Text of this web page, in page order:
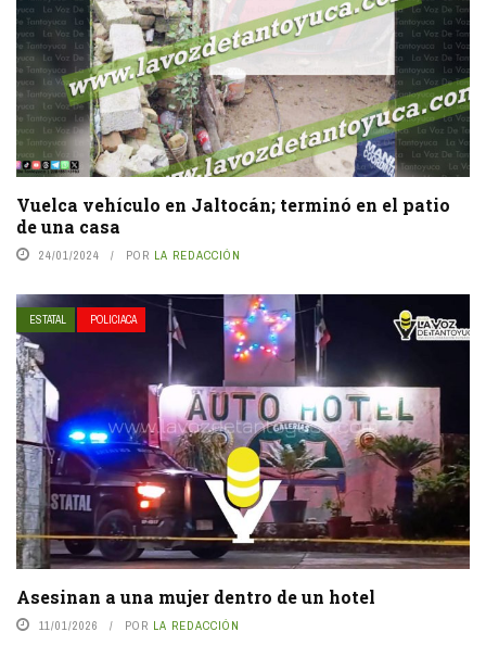
Vuelca vehículo en Jaltocán; terminó en el patio
de una casa
24/01/2024 POR LA REDACCIÓN
ESTATAL POLICIACA
Asesinan a una mujer dentro de un hotel
11/01/2026 POR LA REDACCIÓN